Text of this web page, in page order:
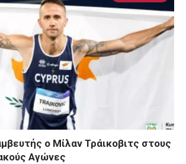
ο Μίλαν Τράικοβιτς στους
Αγώνες